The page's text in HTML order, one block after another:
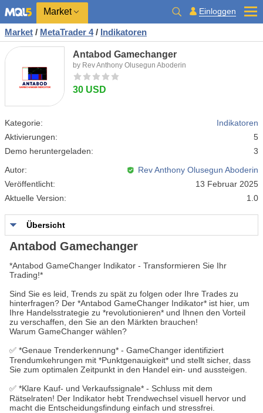
Market Einloggen
Market / MetaTrader 4 / Indikatoren
Antabod Gamechanger
by Rev Anthony Olusegun Aboderin
30 USD
Kategorie:
Indikatoren
Aktivierungen:
5
Demo heruntergeladen:
3
Autor:
Rev Anthony Olusegun Aboderin
Veröffentlicht:
13 Februar 2025
Aktuelle Version:
1.0
Übersicht
Antabod Gamechanger
*Antabod GameChanger Indikator - Transformieren Sie Ihr
Trading!*
Sind Sie es leid, Trends zu spät zu folgen oder Ihre Trades zu
hinterfragen? Der *Antabod GameChanger Indikator* ist hier, um
Ihre Handelsstrategie zu *revolutionieren* und Ihnen den Vorteil
zu verschaffen, den Sie an den Märkten brauchen!
Warum GameChanger wählen?
✅ *Genaue Trenderkennung* - GameChanger identifiziert
Trendumkehrungen mit *Punktgenauigkeit* und stellt sicher, dass
Sie zum optimalen Zeitpunkt in den Handel ein- und aussteigen.
✅ *Klare Kauf- und Verkaufssignale* - Schluss mit dem
Rätselraten! Der Indikator hebt Trendwechsel visuell hervor und
macht die Entscheidungsfindung einfach und stressfrei.